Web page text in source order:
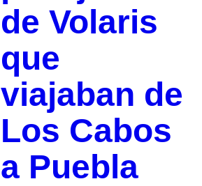
de Volaris
que
viajaban de
Los Cabos
a Puebla